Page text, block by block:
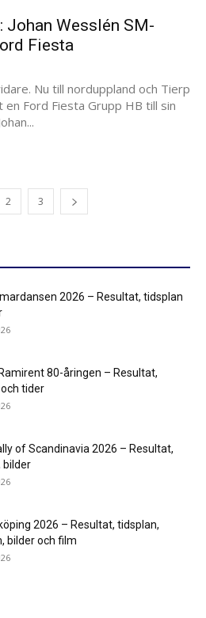
Johan Wesslén SM-
Fiesta
Nu till norduppland och Tierp
en Ford Fiesta Grupp HB till sin
2 3
2026 – Resultat, tidsplan
80-åringen – Resultat,
tider
of Scandinavia 2026 – Resultat,
bilder
2026 – Resultat, tidsplan,
bilder och film